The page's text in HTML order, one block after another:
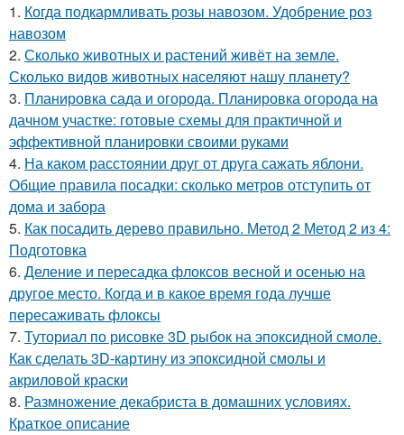
1. Когда подкармливать розы навозом. Удобрение роз
навозом
2. Сколько животных и растений живёт на земле.
Сколько видов животных населяют нашу планету?
3. Планировка сада и огорода. Планировка огорода на
дачном участке: готовые схемы для практичной и
эффективной планировки своими руками
4. На каком расстоянии друг от друга сажать яблони.
Общие правила посадки: сколько метров отступить от
дома и забора
5. Как посадить дерево правильно. Метод 2 Метод 2 из 4:
Подготовка
6. Деление и пересадка флоксов весной и осенью на
другое место. Когда и в какое время года лучше
пересаживать флоксы
7. Туториал по рисовке 3D рыбок на эпоксидной смоле.
Как сделать 3D-картину из эпоксидной смолы и
акриловой краски
8. Размножение декабриста в домашних условиях.
Краткое описание